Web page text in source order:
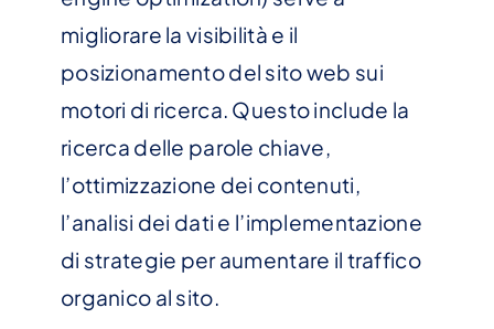
migliorare la visibilità e il
posizionamento del sito web sui
motori di ricerca. Questo include la
ricerca delle parole chiave,
l’ottimizzazione dei contenuti,
l’analisi dei dati e l’implementazione
di strategie per aumentare il traffico
organico al sito.